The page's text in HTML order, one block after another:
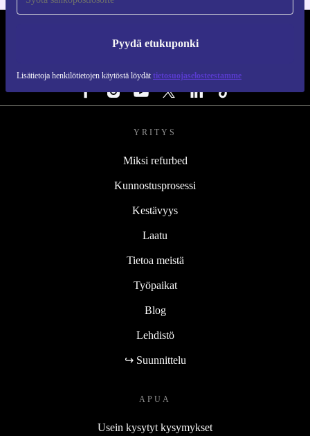
Pyydä etukuponki
Lisätietoja henkilötietojen käytöstä löydät tietosuojaselosteestamme
YRITYS
Miksi refurbed
Kunnostusprosessi
Kestävyys
Laatu
Tietoa meistä
Työpaikat
Blog
Lehdistö
↪ Suunnittelu
APUA
Usein kysytyt kysymykset